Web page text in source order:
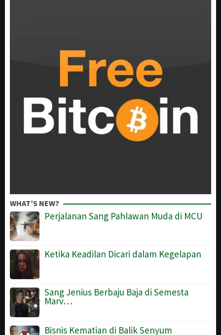
WHAT’S NEW?
Perjalanan Sang Pahlawan Muda di MCU
Ketika Keadilan Dicari dalam Kegelapan
Sang Jenius Berbaju Baja di Semesta
Marv…
Bisnis Kematian di Balik Senyum